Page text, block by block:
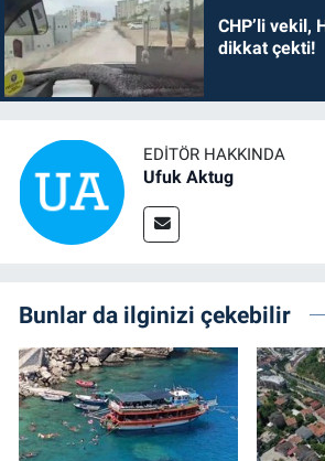
CHP’li vekil,
dikkat çekti!
EDITÖR HAKKINDA
Ufuk Aktug
Bunlar da ilginizi çekebilir